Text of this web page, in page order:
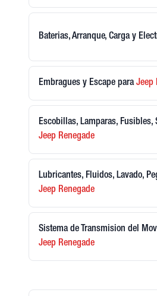
Baterias, Arranque, Carga y
Embragues y Escape paraJeep
Escobillas, Lamparas, Fusibles,
Jeep Renegade
Lubricantes, Fluidos, Lavado,
Jeep Renegade
Sistema de Transmision del
Jeep Renegade